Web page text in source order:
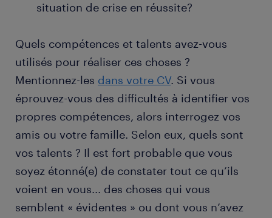
situation de crise en réussite?
Quels compétences et talents avez-vous
utilisés pour réaliser ces choses ?
Mentionnez-les dans votre CV. Si vous
éprouvez-vous des difficultés à identifier vos
propres compétences, alors interrogez vos
amis ou votre famille. Selon eux, quels sont
vos talents ? Il est fort probable que vous
soyez étonné(e) de constater tout ce qu’ils
voient en vous... des choses qui vous
semblent « évidentes » ou dont vous n’avez